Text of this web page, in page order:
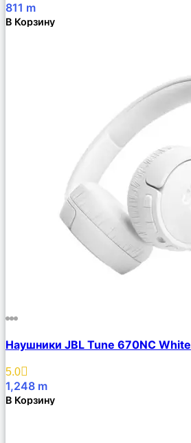
811 m
В Корзину
Описание
Избранное
Наушники JBL Tune 670NC White
5.0
1,248 m
В Корзину